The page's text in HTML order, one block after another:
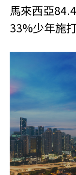
馬來西亞
33%少年施